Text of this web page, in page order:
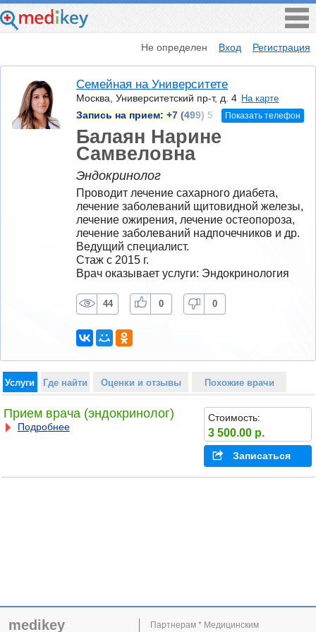
Не определен Вход Регистрация
Семейная на Университете
Москва, Университетский пр-т, д. 4 На карте
Запись на прием: +7 (499) 5 Показать телефон
Балаян Нарине
Самвеловна
Эндокринолог
Проводит лечение сахарного диабета,
лечение заболеваний щитовидной железы,
лечение ожирения, лечение остеопороза,
лечение заболеваний надпочечников и др.
Ведущий специалист.
Стаж с 2015 г.
Врач оказывает услуги: Эндокринология
44 0 0
Услуги Где найти Оценки и отзывы Похожие врачи
Прием врача (эндокринолог)
Подробнее
Стоимость:
3 500.00 р.
Записаться
medikey
Партнерам * Медицинским